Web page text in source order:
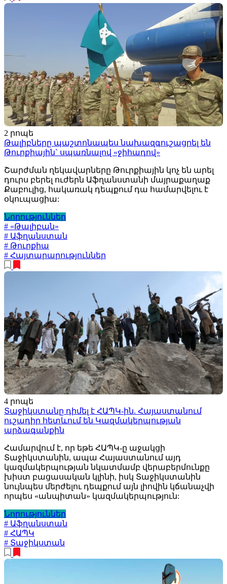
2 րոպե
Թալիբները պաշտոնապես նախազգուշացրել են
Թուրքիային` սպառնալով «ջիհադով»
Շարժման ղեկավարները Թուրքիային կոչ են արել
դուրս բերել ուժերն Աֆղանստանի մայրաքաղաք
Քաբուլից, հակառակ դեպքում դա համարվելու է
օկուպացիա:
Նորություններ
# «Թալիբան»
# Աֆղանստան
# Թուրքիա
# Հայտարարություններ
4 րոպե
Տաջիկստանը դիմել է ՀԱՊԿ-ին. Հայաստանում
ուշադիր հետևում են Կազմակերպության
արձագանքին
Համարվում է, որ եթե ՀԱՊԿ-ը աջակցի
Տաջիկստանին, ապա Հայաստանում այդ
կազմակերպության նկատմամբ վերաբերմունքը
խիստ բացասական կլինի, իսկ Տաջիկստանին
նույնպես մերժելու դեպքում այն լիովին կճանաչվի
որպես «անպիտան» կազմակերպություն:
Նորություններ
# Աֆղանստան
# ՀԱՊԿ
# Տաջիկստան